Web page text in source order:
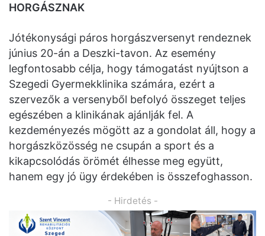
HORGÁSZNAK
Jótékonysági páros horgászversenyt rendeznek
június 20-án a Deszki-tavon. Az esemény
legfontosabb célja, hogy támogatást nyújtson a
Szegedi Gyermekklinika számára, ezért a
szervezők a versenyből befolyó összeget teljes
egészében a klinikának ajánlják fel. A
kezdeményezés mögött az a gondolat áll, hogy a
horgászközösség ne csupán a sport és a
kikapcsolódás örömét élhesse meg együtt,
hanem egy jó ügy érdekében is összefoghasson.
- Hirdetés -